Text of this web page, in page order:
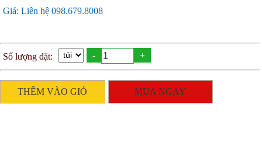
Giá: Liên hệ 098.679.8008
Số lượng đặt: - +
THÊM VÀO GIỎ MUA NGAY